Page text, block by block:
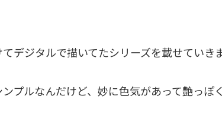
デジタルで描いてたシリーズを載せていきま
プルなんだけど、妙に色気があって艶っぽ